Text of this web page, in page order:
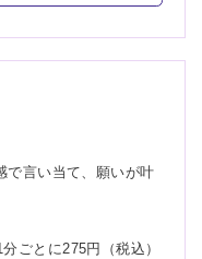
で言い当て、願いが叶
ごとに275円（税込）